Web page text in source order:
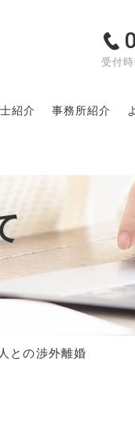
紹介 事務所紹介
受付
との渉外離婚